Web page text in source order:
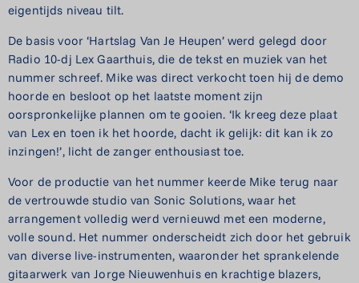
eigentijds niveau tilt.
De basis voor ‘Hartslag Van Je Heupen’ werd gelegd door
Radio 10-dj Lex Gaarthuis, die de tekst en muziek van het
nummer schreef. Mike was direct verkocht toen hij de demo
hoorde en besloot op het laatste moment zijn
oorspronkelijke plannen om te gooien. ‘Ik kreeg deze plaat
van Lex en toen ik het hoorde, dacht ik gelijk: dit kan ik zo
inzingen!’, licht de zanger enthousiast toe.
Voor de productie van het nummer keerde Mike terug naar
de vertrouwde studio van Sonic Solutions, waar het
arrangement volledig werd vernieuwd met een moderne,
volle sound. Het nummer onderscheidt zich door het gebruik
van diverse live-instrumenten, waaronder het sprankelende
gitaarwerk van Jorge Nieuwenhuis en krachtige blazers,